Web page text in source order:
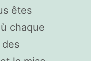
êtes
chaque